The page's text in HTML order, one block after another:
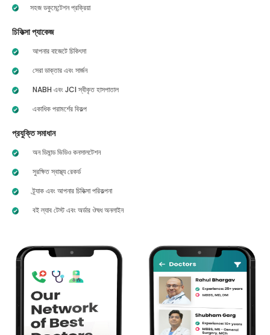
সহজ ডকুমেন্টেশন প্রক্রিয়া
চিকিত্সা প্যাকেজ
আপনার বাজেটে চিকিৎসা
সেরা ডাক্তার এবং সার্জন
NABH এবং JCI স্বীকৃত হাসপাতাল
একাধিক পরামর্শের বিকল্প
প্রযুক্তি সমাধান
অন ডিমান্ড ভিডিও কনসালটেশন
সুরক্ষিত স্বাস্থ্য রেকর্ড
ট্র্যাক এবং আপনার চিকিত্সা পরিকল্পনা
বই ল্যাব টেস্ট এবং অর্ডার ঔষধ অনলাইন